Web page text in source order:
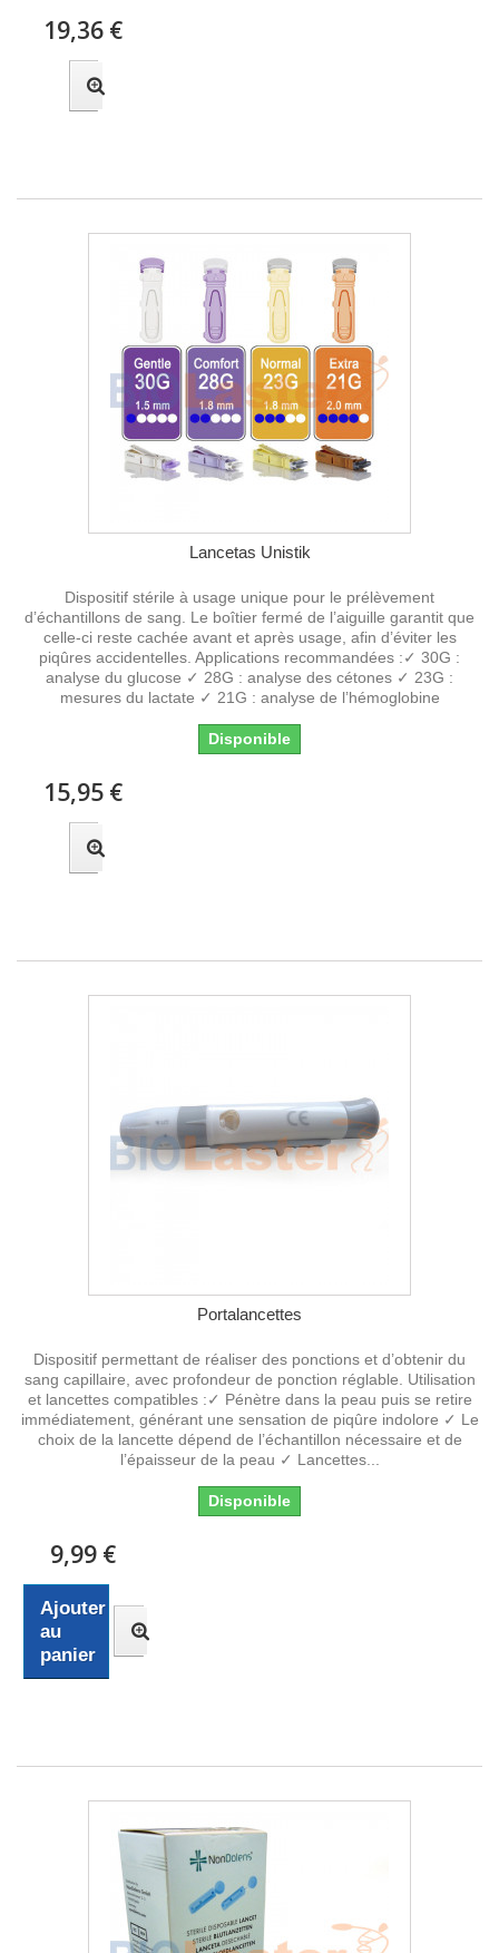
19,36 €
Lancetas Unistik
Dispositif stérile à usage unique pour le prélèvement
d’échantillons de sang. Le boîtier fermé de l’aiguille garantit que
celle-ci reste cachée avant et après usage, afin d’éviter les
piqûres accidentelles. Applications recommandées :✓ 30G :
analyse du glucose ✓ 28G : analyse des cétones ✓ 23G :
mesures du lactate ✓ 21G : analyse de l’hémoglobine
Disponible
15,95 €
Portalancettes
Dispositif permettant de réaliser des ponctions et d’obtenir du
sang capillaire, avec profondeur de ponction réglable. Utilisation
et lancettes compatibles :✓ Pénètre dans la peau puis se retire
immédiatement, générant une sensation de piqûre indolore ✓ Le
choix de la lancette dépend de l’échantillon nécessaire et de
l’épaisseur de la peau ✓ Lancettes...
Disponible
9,99 €
Ajouter
au
panier